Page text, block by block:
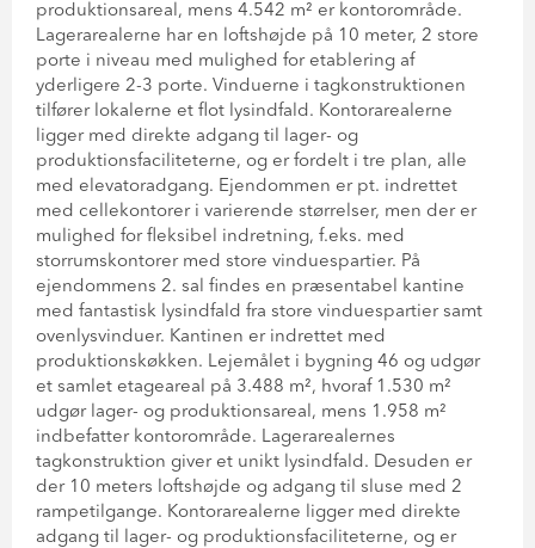
produktionsareal, mens 4.542 m² er kontorområde.
Lagerarealerne har en loftshøjde på 10 meter, 2 store
porte i niveau med mulighed for etablering af
yderligere 2-3 porte. Vinduerne i tagkonstruktionen
tilfører lokalerne et flot lysindfald. Kontorarealerne
ligger med direkte adgang til lager- og
produktionsfaciliteterne, og er fordelt i tre plan, alle
med elevatoradgang. Ejendommen er pt. indrettet
med cellekontorer i varierende størrelser, men der er
mulighed for fleksibel indretning, f.eks. med
storrumskontorer med store vinduespartier. På
ejendommens 2. sal findes en præsentabel kantine
med fantastisk lysindfald fra store vinduespartier samt
ovenlysvinduer. Kantinen er indrettet med
produktionskøkken. Lejemålet i bygning 46 og udgør
et samlet etageareal på 3.488 m², hvoraf 1.530 m²
udgør lager- og produktionsareal, mens 1.958 m²
indbefatter kontorområde. Lagerarealernes
tagkonstruktion giver et unikt lysindfald. Desuden er
der 10 meters loftshøjde og adgang til sluse med 2
rampetilgange. Kontorarealerne ligger med direkte
adgang til lager- og produktionsfaciliteterne, og er